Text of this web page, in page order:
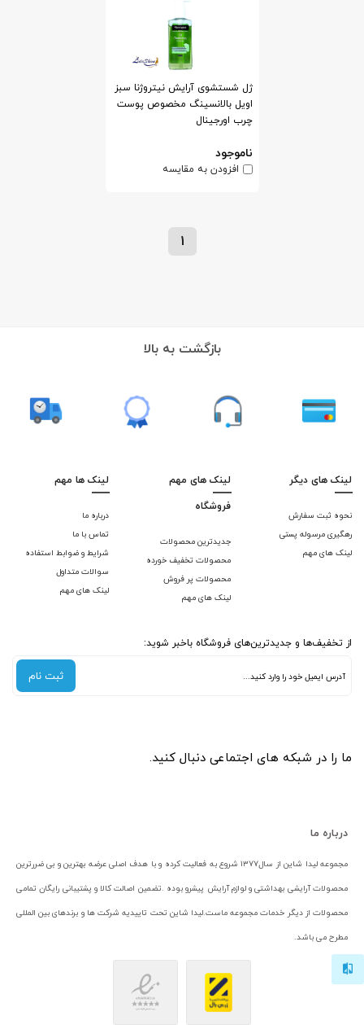
ژل شستشوی آرایش نیتروژنا سبز
اویل بالانسینگ مخصوص پوست
چرب اورجینال
ناموجود
افزودن به مقایسه
1
بازگشت به بالا
لینک های دیگر
نحوه ثبت سفارش
رهگیری مرسوله پستی
لینک های مهم
لینک های مهم
فروشگاه
جدیدترین محصولات
محصولات تخفیف خورده
محصولات پر فروش
لینک های مهم
لینک ها مهم
درباره ما
تماس با ما
شرایط و ضوابط استفاده
سوالات متداول
لینک های مهم
از تخفیف‌ها و جدیدترین‌های فروشگاه باخبر شوید:
ثبت نام
ما را در شبکه های اجتماعی دنبال کنید.
درباره ما
مجموعه لیدا شاین از سال۱۳۷۷ شروع به فعالیت کرده و با هدف اصلی عرضه بهترین و بی ضررترین
محصولات آرایشی بهداشتی و لوازم آرایش پیشرو بوده .تضمین اصالت کالا و پشتیبانی رایگان تمامی
محصولات از دیگر خدمات مجموعه ماست.لیدا شاین تحت تاییدیه شرکت ها و برندهای بین المللی
مطرح می باشد.